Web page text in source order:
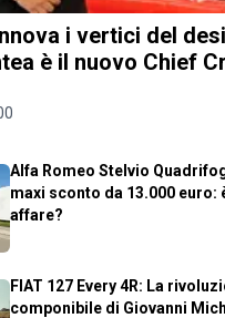
i vertici del
è il nuovo Chief
Alfa Romeo Stelvio
maxi sconto da 13.000 euro:
affare?
FIAT 127 Every 4R: La
componibile di Giovanni